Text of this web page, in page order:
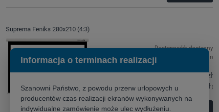
Suprema Feniks 280x210 (4:3)
Dostępność: dostępny
Wysyłka w:
48 godzin
2 035,00 zł
(netto:1 654,47 zł)
Informacja o terminach realizacji
Szanowni Państwo, z powodu przerw urlopowych u
producentów czas realizacji ekranów wykonywanych na
indywidualne zamówienie może ulec wydłużeniu.